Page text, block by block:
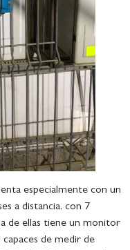
especialmente con un
a distancia, con 7
de ellas tiene un monitor
de medir de